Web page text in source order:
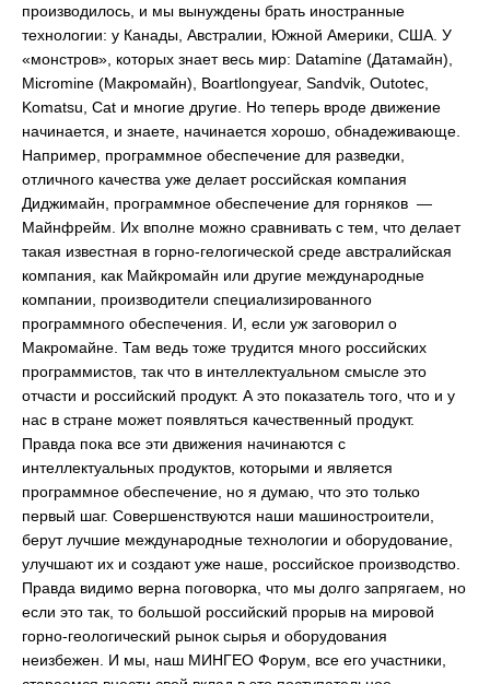
производилось, и мы вынуждены брать иностранные
технологии: у Канады, Австралии, Южной Америки, США. У
«монстров», которых знает весь мир: Datamine (Датамайн),
Micromine (Макромайн), Boartlongyear, Sandvik, Outotec,
Komatsu, Cat и многие другие. Но теперь вроде движение
начинается, и знаете, начинается хорошо, обнадеживающе.
Например, программное обеспечение для разведки,
отличного качества уже делает российская компания
Диджимайн, программное обеспечение для горняков —
Майнфрейм. Их вполне можно сравнивать с тем, что делает
такая известная в горно-гелогической среде австралийская
компания, как Майкромайн или другие международные
компании, производители специализированного
программного обеспечения. И, если уж заговорил о
Макромайне. Там ведь тоже трудится много российских
программистов, так что в интеллектуальном смысле это
отчасти и российский продукт. А это показатель того, что и у
нас в стране может появляться качественный продукт.
Правда пока все эти движения начинаются с
интеллектуальных продуктов, которыми и является
программное обеспечение, но я думаю, что это только
первый шаг. Совершенствуются наши машиностроители,
берут лучшие международные технологии и оборудование,
улучшают их и создают уже наше, российское производство.
Правда видимо верна поговорка, что мы долго запрягаем, но
если это так, то большой российский прорыв на мировой
горно-геологический рынок сырья и оборудования
неизбежен. И мы, наш МИНГЕО Форум, все его участники,